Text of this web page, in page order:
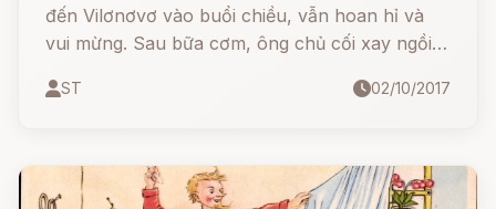
đến Vilơnơvơ vào buổi chiều, vẫn hoan hỉ và
vui mừng. Sau bữa cơm, ông chủ cối xay ngồi
một giấc.
ST 02/10/2017